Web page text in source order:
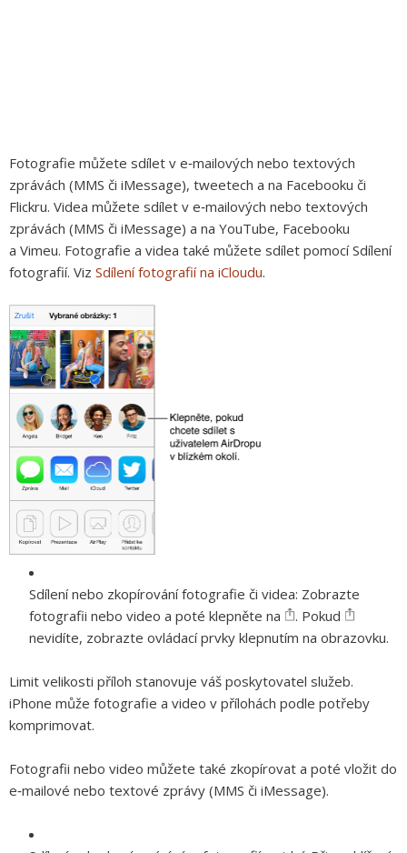
Fotografie můžete sdílet v e‑mailových nebo textových
zprávách (MMS či iMessage), tweetech a na Facebooku či
Flickru. Videa můžete sdílet v e‑mailových nebo textových
zprávách (MMS či iMessage) a na YouTube, Facebooku
a Vimeu. Fotografie a videa také můžete sdílet pomocí Sdílení
fotografií. Viz Sdílení fotografií na iCloudu.
Sdílení nebo zkopírování fotografie či videa: Zobrazte
fotografii nebo video a poté klepněte na
. Pokud
nevidíte, zobrazte ovládací prvky klepnutím na obrazovku.
Limit velikosti příloh stanovuje váš poskytovatel služeb.
iPhone může fotografie a video v přílohách podle potřeby
komprimovat.
Fotografii nebo video můžete také zkopírovat a poté vložit do
e‑mailové nebo textové zprávy (MMS či iMessage).